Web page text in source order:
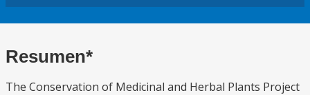
Resumen*
The Conservation of Medicinal and Herbal Plants Project